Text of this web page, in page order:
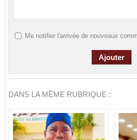
Me notifier l'arrivée de nouveaux
DANS LA MÊME RUBRIQUE :